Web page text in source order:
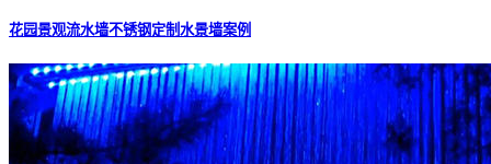
花园景观流水墙不锈钢定制水景墙案例